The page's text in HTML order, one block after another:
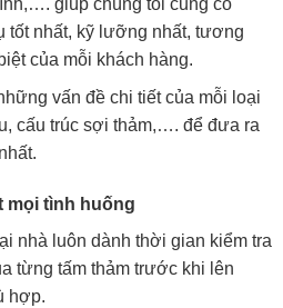
tốt nhất, kỹ lưỡng nhất, tương
của mỗi khách hàng.
vấn đề chi tiết của mỗi loại
cấu trúc sợi thảm,…. để đưa ra
mọi tình huống
nhà luôn dành thời gian kiểm tra
từng tấm thảm trước khi lên
hợp.